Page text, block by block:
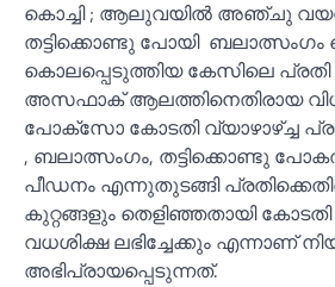
കൊച്ചി ; ആലുവയിൽ അഞ്ചു
തട്ടിക്കൊണ്ടു പോയി
കൊലപ്പെടുത്തിയ കേസിലെ
അസഫാക് ആലത്തിനെതിരായ
പോക്സോ കോടതി വ്യാഴാഴ്ച്ച
, ബലാത്സംഗം, തട്ടിക്കൊണ്ടു
പീഡനം എന്നുതുടങ്ങി
കുറ്റങ്ങളും തെളിഞ്ഞതായി
വധശിക്ഷ ലഭിച്ചേക്കും എന്നാണ്
അഭിപ്രായപ്പെടുന്നത്.